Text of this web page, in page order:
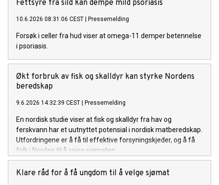
Fettsyre fra sild kan dempe mild psoriasis
10.6.2026 08:31:06 CEST | Pressemelding
Forsøk i celler fra hud viser at omega-11 demper betennelse
i psoriasis.
Økt forbruk av fisk og skalldyr kan styrke Nordens
beredskap
9.6.2026 14:32:39 CEST | Pressemelding
En nordisk studie viser at fisk og skalldyr fra hav og
ferskvann har et uutnyttet potensial i nordisk matberedskap.
Utfordringene er å få til effektive forsyningskjeder, og å få
folk i Norden til å spise sjømaten.
Klare råd for å få ungdom til å velge sjømat